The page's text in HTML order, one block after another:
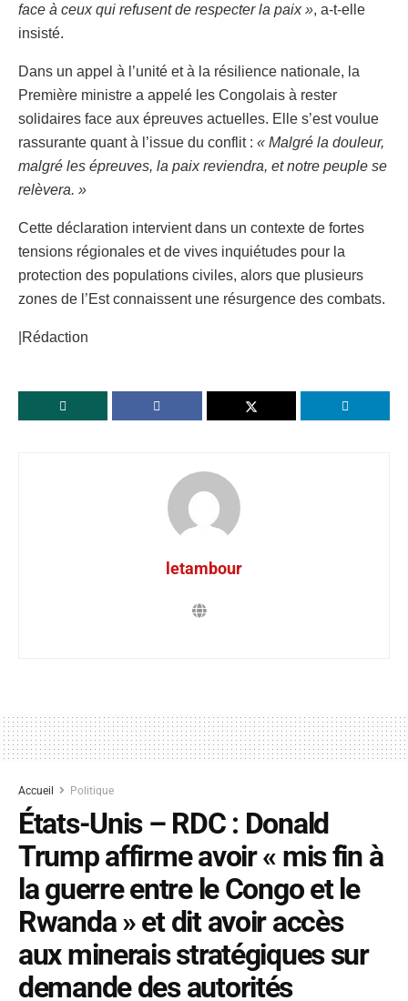
face à ceux qui refusent de respecter la paix », a-t-elle
insisté.
Dans un appel à l’unité et à la résilience nationale, la
Première ministre a appelé les Congolais à rester
solidaires face aux épreuves actuelles. Elle s’est voulue
rassurante quant à l’issue du conflit : « Malgré la douleur,
malgré les épreuves, la paix reviendra, et notre peuple se
relèvera. »
Cette déclaration intervient dans un contexte de fortes
tensions régionales et de vives inquiétudes pour la
protection des populations civiles, alors que plusieurs
zones de l’Est connaissent une résurgence des combats.
|Rédaction
letambour
Accueil Politique
États-Unis – RDC : Donald
Trump affirme avoir « mis fin à
la guerre entre le Congo et le
Rwanda » et dit avoir accès
aux minerais stratégiques sur
demande des autorités